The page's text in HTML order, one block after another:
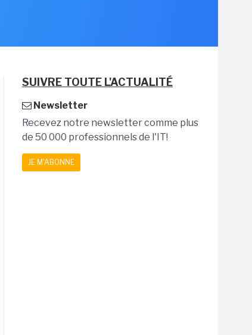
SUIVRE TOUTE L'ACTUALITÉ
Newsletter
Recevez notre newsletter comme plus
de 50 000 professionnels de l'IT!
JE M'ABONNE